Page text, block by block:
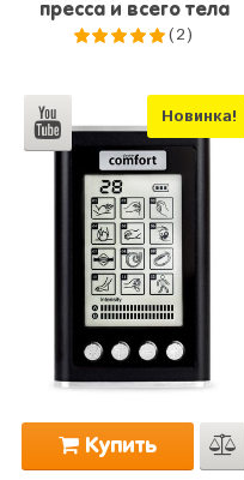
пресса и всего тела
(2)
Новинка!
Купить